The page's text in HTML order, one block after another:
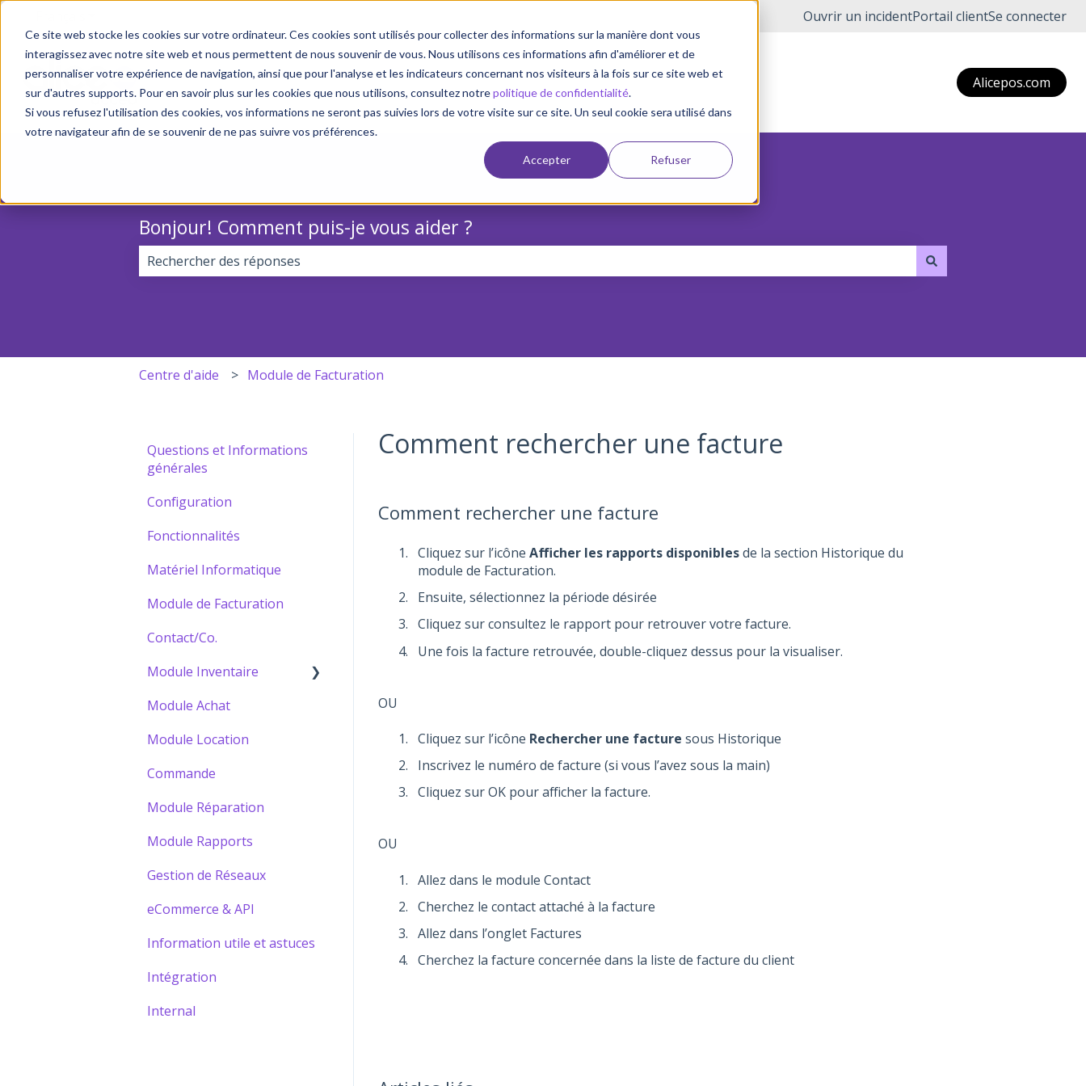
Ce site web stocke les cookies sur votre ordinateur. Ces cookies sont utilisés pour collecter des informations sur la manière dont vous
interagissez avec notre site web et nous permettent de nous souvenir de vous. Nous utilisons ces informations afin d'améliorer et de
personnaliser votre expérience de navigation, ainsi que pour l'analyse et les indicateurs concernant nos visiteurs à la fois sur ce site web et
sur d'autres supports. Pour en savoir plus sur les cookies que nous utilisons, consultez notrepolitique de confidentialité.
Si vous refusez l'utilisation des cookies, vos informations ne seront pas suivies lors de votre visite sur ce site. Un seul cookie sera utilisé dans
votre navigateur afin de se souvenir de ne pas suivre vos préférences.
Accepter Refuser
Ouvrir un incidentPortail clientSe connecter
Alicepos.com
Bonjour! Comment puis-je vous aider ?
Centre d'aide Module de Facturation
Comment rechercher une facture
Comment rechercher une facture
Cliquez sur l’icône Afficher les rapports disponiblesde la section Historique du
module de Facturation.
Ensuite, sélectionnez la période désirée
Cliquez sur consultez le rapport pour retrouver votre facture.
Une fois la facture retrouvée, double-cliquez dessus pour la visualiser.
OU
Cliquez sur l’icône Rechercher une facture sous Historique
Inscrivez le numéro de facture (si vous l’avez sous la main)
Cliquez sur OK pour afficher la facture.
OU
Allez dans le module Contact
Cherchez le contact attaché à la facture
Allez dans l’onglet Factures
Cherchez la facture concernée dans la liste de facture du client
Questions et Informations
générales
Configuration
Fonctionnalités
Matériel Informatique
Module de Facturation
Contact/Co.
Module Inventaire
Bâtir votre Catalogue
Module Achat
Module Location
Commande
Module Réparation
Module Rapports
Gestion de Réseaux
eCommerce & API
Information utile et astuces
Intégration
Internal